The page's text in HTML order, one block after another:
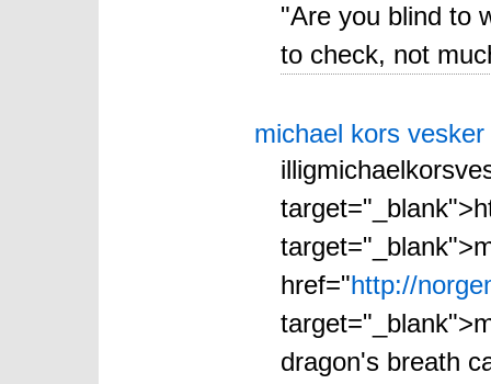
"Are you blind to
to check, not
michael kors vesker
href="http://
dragon's breath